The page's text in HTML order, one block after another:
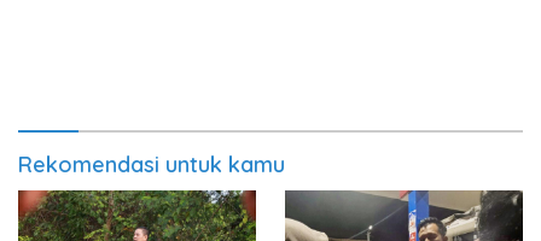
Rekomendasi untuk kamu